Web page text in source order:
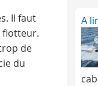
Il faut
flotteur.
de
du
A